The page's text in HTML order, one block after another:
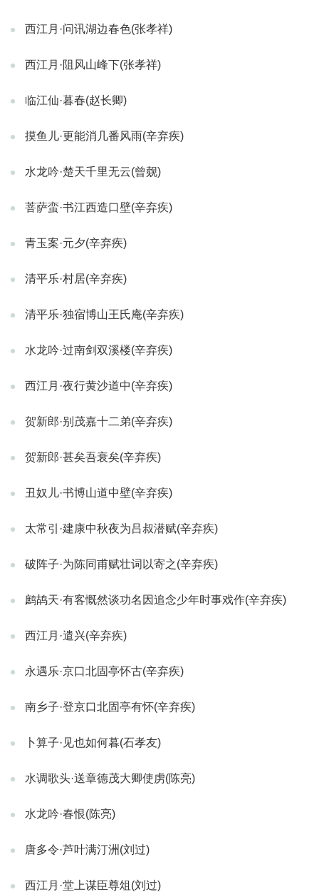
西江月·问讯湖边春色(张孝祥)
西江月·阻风山峰下(张孝祥)
临江仙·暮春(赵长卿)
摸鱼儿·更能消几番风雨(辛弃疾)
水龙吟·楚天千里无云(曾觌)
菩萨蛮·书江西造口壁(辛弃疾)
青玉案·元夕(辛弃疾)
清平乐·村居(辛弃疾)
清平乐·独宿博山王氏庵(辛弃疾)
水龙吟·过南剑双溪楼(辛弃疾)
西江月·夜行黄沙道中(辛弃疾)
贺新郎·别茂嘉十二弟(辛弃疾)
贺新郎·甚矣吾衰矣(辛弃疾)
丑奴儿·书博山道中壁(辛弃疾)
太常引·建康中秋夜为吕叔潜赋(辛弃疾)
破阵子·为陈同甫赋壮词以寄之(辛弃疾)
鹧鸪天·有客慨然谈功名因追念少年时事戏作(辛弃疾)
西江月·遣兴(辛弃疾)
永遇乐·京口北固亭怀古(辛弃疾)
南乡子·登京口北固亭有怀(辛弃疾)
卜算子·见也如何暮(石孝友)
水调歌头·送章德茂大卿使虏(陈亮)
水龙吟·春恨(陈亮)
唐多令·芦叶满汀洲(刘过)
西江月·堂上谋臣尊俎(刘过)